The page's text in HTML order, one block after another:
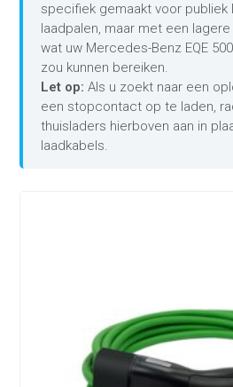
specifiek gemaakt voor publiek
laadpalen, maar met een
wat uw Mercedes-Benz EQE
zou kunnen bereiken.
Let op: Als u zoekt naar een
een stopcontact op te laden,
thuisladers hierboven aan in
laadkabels.